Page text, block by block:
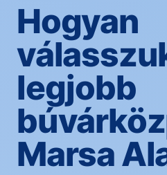
Hogyan
legjobb
Marsa